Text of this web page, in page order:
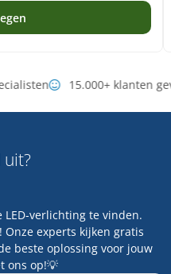
15.000+ klanten
verlichting te vinden.
Onze experts kijken gratis
beste oplossing voor jouw
ons op!💡